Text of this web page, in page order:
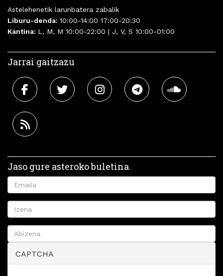
Astelehenetik larunbatera zabalik
Liburu-denda: 10:00-14:00 17:00-20:30
Kantina: L, M, M 10:00-22:00 | J, V, S 10:00-01:00
Jarrai gaitzazu
Jaso gure asteroko buletina.
CAPTCHA